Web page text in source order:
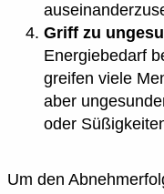
Griff zu
Energiebedarf
greifen viele
aber
oder
Um den